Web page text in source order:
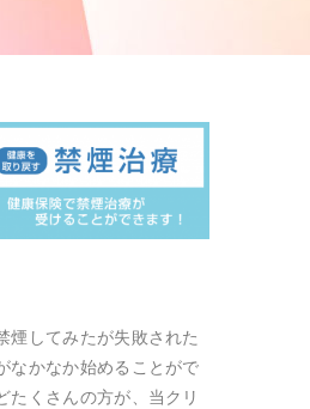
煙してみたが失敗された
なかなか始めることがで
たくさんの方が、当クリ